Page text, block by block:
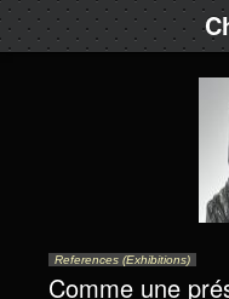
References (Exhibitions)
Comme une